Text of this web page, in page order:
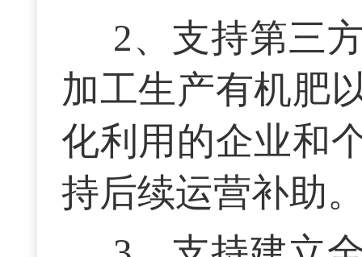
2、支持第三
加工生产有机肥
化利用的企业和
持后续运营补助